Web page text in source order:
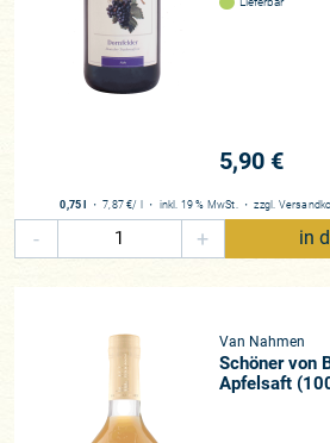
5,90 €
0,75 l ・7,87 €/ l ・ inkl. 19 % MwSt. ・zzgl.
- + in
Van Nahmen
Schöner von
Apfelsaft